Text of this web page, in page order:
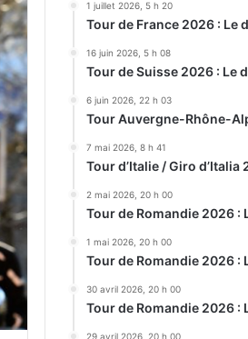
1 juillet 2026, 5 h 20
Tour de France 2026 : Le
16 juin 2026, 5 h 08
Tour de Suisse 2026 : Le
6 juin 2026, 22 h 03
Tour Auvergne-Rhône-
7 mai 2026, 8 h 41
Tour d’Italie / Giro d’Italia
2 mai 2026, 20 h 00
Tour de Romandie 2026 :
1 mai 2026, 20 h 00
Tour de Romandie 2026 :
30 avril 2026, 20 h 00
Tour de Romandie 2026 :
29 avril 2026, 20 h 00